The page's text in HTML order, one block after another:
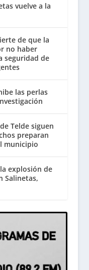
vuelve a la
de que la
no haber
seguridad de
las perlas
Telde siguen
preparan
municipio
explosión de
Salinetas,